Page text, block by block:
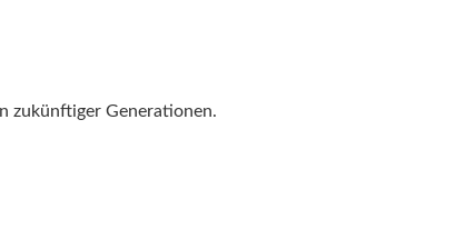
zukünftiger Generationen.